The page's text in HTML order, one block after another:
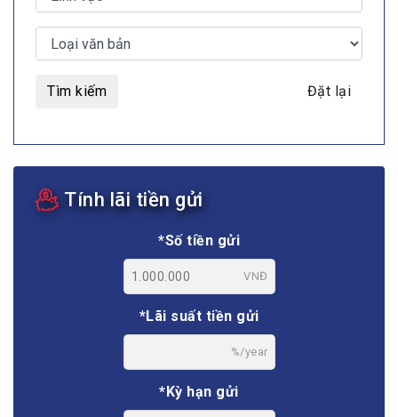
Tìm kiếm Đặt lại
Tính lãi tiền gửi
*Số tiền gửi
VNĐ
*Lãi suất tiền gửi
%/year
*Kỳ hạn gửi